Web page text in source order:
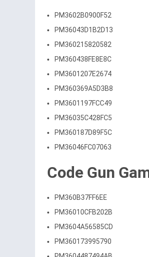
PM3602B0900F52
PM36043D1B2D13
PM360215820582
PM360438FE8E8C
PM3601207E2674
PM360369A5D3B8
PM3601197FCC49
PM36035C428FC5
PM360187D89F5C
PM36046FC07063
Code Gun
PM360B37FF6EE
PM36010CFB202B
PM3604A56585CD
PM360173995790